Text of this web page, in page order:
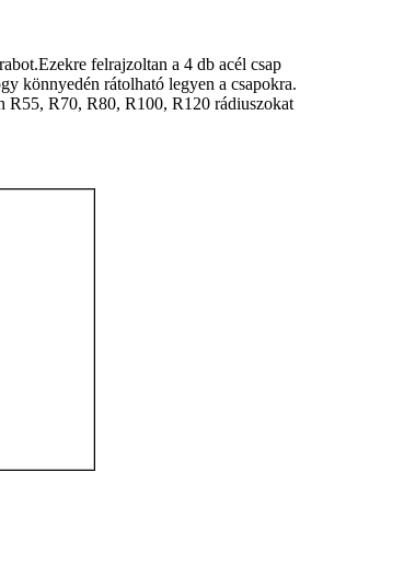
felrajzoltan a 4 db acél csap
könnyedén rátolható legyen a csapokra.
R55, R70, R80, R100, R120 rádiuszokat